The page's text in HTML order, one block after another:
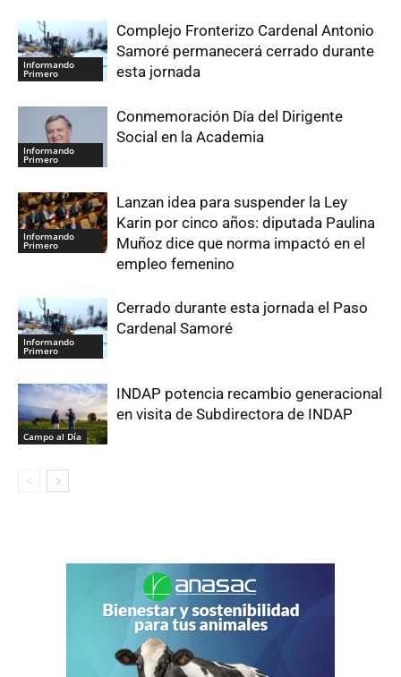
Informando
Primero
Complejo Fronterizo Cardenal Antonio
Samoré permanecerá cerrado durante
esta jornada
Informando
Primero
Conmemoración Día del Dirigente
Social en la Academia
Informando
Primero
Lanzan idea para suspender la Ley
Karin por cinco años: diputada Paulina
Muñoz dice que norma impactó en el
empleo femenino
Informando
Primero
Cerrado durante esta jornada el Paso
Cardenal Samoré
Campo al Día
INDAP potencia recambio generacional
en visita de Subdirectora de INDAP